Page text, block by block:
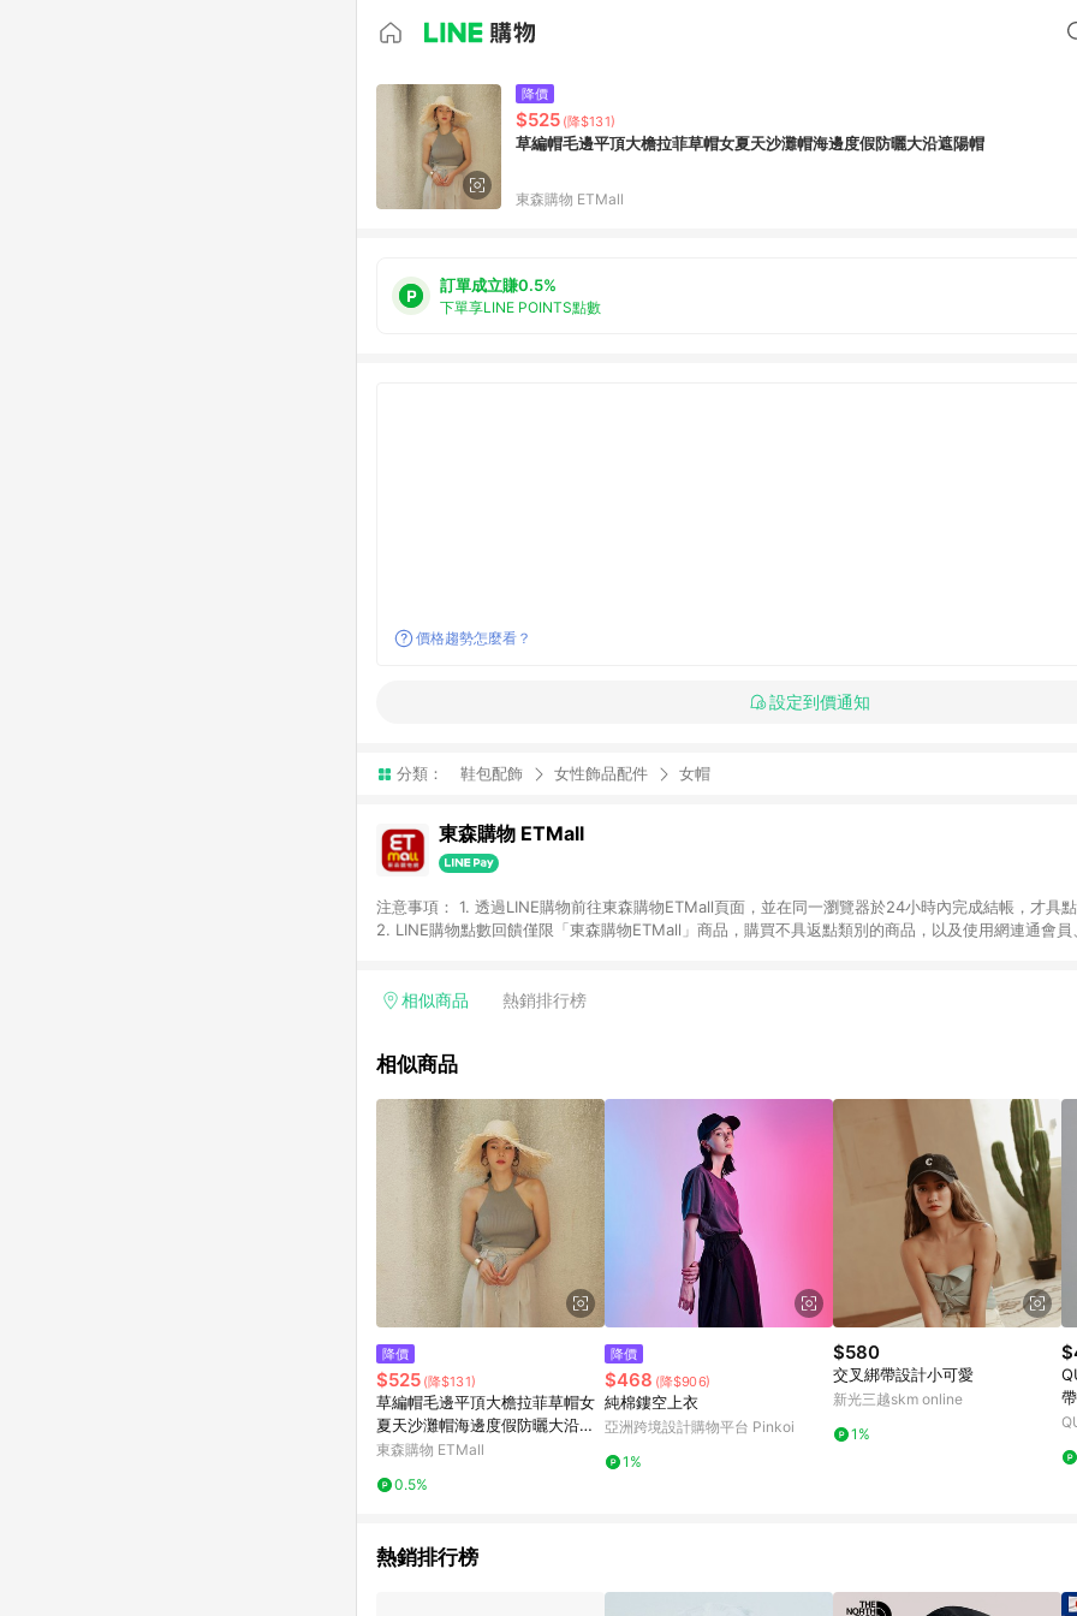
降價
$525 (降$131)
草編帽毛邊平頂大檐拉菲草帽女夏天沙灘帽海邊度假防曬大沿遮陽帽
東森購物 ETMall
訂單成立賺0.5%
下單享LINE POINTS點數
價格趨勢怎麼看？
設定到價通知
分類： 鞋包配飾 女性飾品配件 女帽
東森購物 ETMall
注意事項： 1. 透過LINE購物前往東森購物ETMall頁面，並在同一瀏覽器於24小時內完成結帳，才具
2. LINE購物點數回饋僅限「東森購物ETMall」商品，購買不具返點類別的商品，以及使用網連通會
「草莓網」全館商品。 4. 如取消訂單、退貨、退款或購物中登出東森購物ETMall，將無法獲得點數
面顯示為準。 7. LINE購物設有「單一商品最高回饋點數」機制(特殊活動時開放「回饋無上限」)，以
品資料更新會有時間差，如顯示之商品規格、顏色、價位、贈品與東森購物ETMall銷售網頁不符，以
準。 9. 若有贈點爭議，請務必於訂單日期+180天以內至LINE購物客服洽詢；若超過180天(含)以上
贈點回饋。 10. 部分點數紅包僅限指定商品使用，或不適用於無回饋商品。各點數紅包之適用商品與
紅包頁面規則為準。
相似商品 熱銷排行榜
相似商品
降價
$525 (降$131)
草編帽毛邊平頂大檐拉菲草帽女
夏天沙灘帽海邊度假防曬大沿遮
陽帽
東森購物 ETMall
0.5%
降價
$468 (降$906)
純棉鏤空上衣
亞洲跨境設計購物平台 Pinkoi
1%
$580
交叉綁帶設計小可愛
新光三越skm online
1%
熱銷排行榜